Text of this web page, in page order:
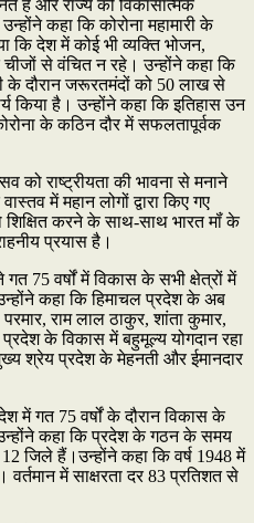
हैं और राज्य की विकासात्मक
कहा कि कोरोना महामारी के
कि देश में कोई भी व्यक्ति भोजन,
से वंचित न रहे। उन्होंने कहा कि
के दौरान जरूरतमंदों को 50 लाख से
किया है। उन्होंने कहा कि इतिहास उन
के कठिन दौर में सफलतापूर्वक
को राष्ट्रीयता की भावना से मनाने
में महान लोगों द्वारा किए गए
शिक्षित करने के साथ-साथ भारत मॉं के
प्रयास है।
75 वर्षों में विकास के सभी क्षेत्रों में
कहा कि हिमाचल प्रदेश के अब
राम लाल ठाकुर, शांता कुमार,
के विकास में बहुमूल्य योगदान रहा
श्रेय प्रदेश के मेहनती और ईमानदार
में गत 75 वर्षों के दौरान विकास के
उन्होंने कहा कि प्रदेश के गठन के समय
जिले हैं।उन्होंने कहा कि वर्ष 1948 में
में साक्षरता दर 83 प्रतिशत से